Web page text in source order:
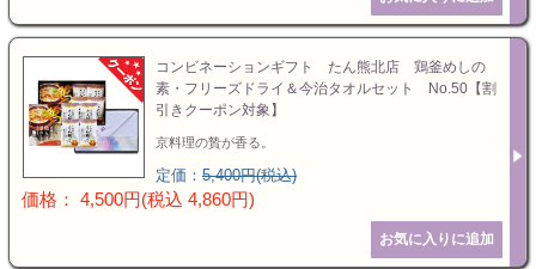
コンビネーションギフト たん熊北店 鶏釜めしの
素・フリーズドライ＆今治タオルセット No.50【割
引きクーポン対象】
京料理の贄が香る。
定価： 5,400円(税込)
価格： 4,500円(税込 4,860円)